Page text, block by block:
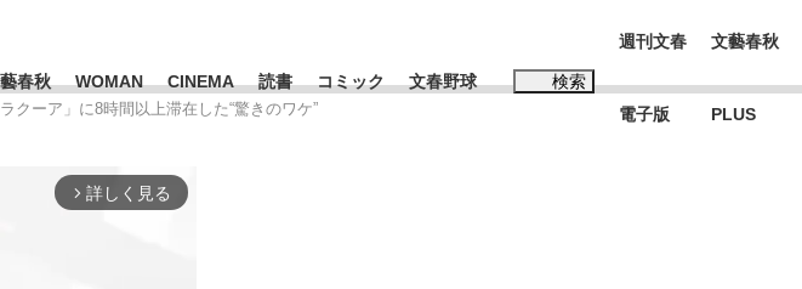
春秋 WOMAN CINEMA 読書 コミック 文春野球 検索
週刊文春
電子版
文藝春秋
PLUS
クーア」に8時間以上滞在した“驚きのワケ”
arrow_forward_ios 詳しく見る